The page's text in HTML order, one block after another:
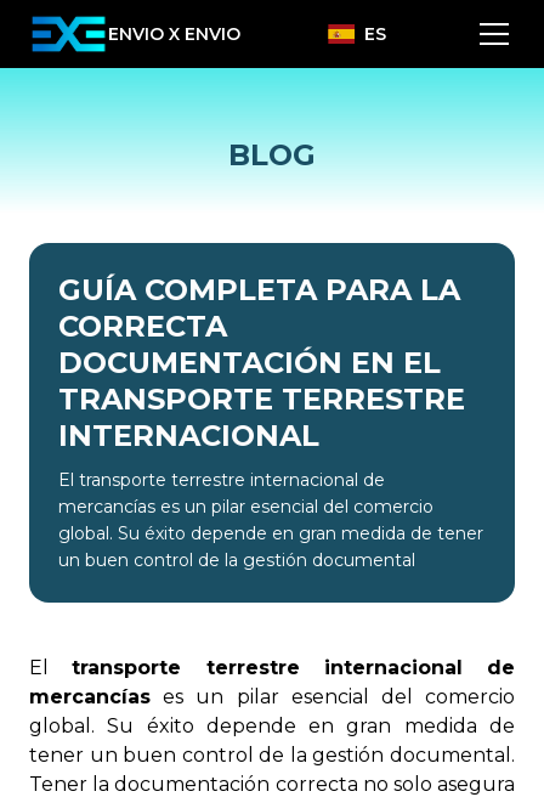
ENVIO X ENVIO ES
BLOG
GUÍA COMPLETA PARA LA
CORRECTA
DOCUMENTACIÓN EN EL
TRANSPORTE TERRESTRE
INTERNACIONAL
El transporte terrestre internacional de
mercancías es un pilar esencial del comercio
global. Su éxito depende en gran medida de tener
un buen control de la gestión documental
Eltransporte terrestre internacional de
mercancías es un pilar esencial del comercio
global. Su éxito depende en gran medida de
tener un buen control de la gestión documental.
Tener la documentación correcta no solo asegura